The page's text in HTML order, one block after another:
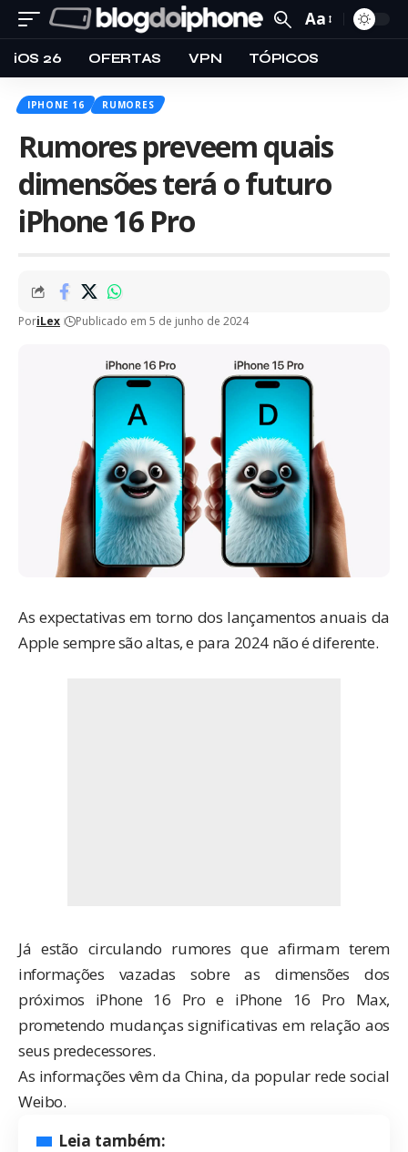
Aa
iOS 26 OFERTAS VPN TÓPICOS
IPHONE 16 RUMORES
Rumores preveem quais
dimensões terá o futuro
iPhone 16 Pro
PoriLex Publicado em 5 de junho de 2024
As expectativas em torno dos lançamentos anuais da
Apple sempre são altas, e para 2024 não é diferente.
Já estão circulando rumores que afirmam terem
informações vazadas sobre as dimensões dos
próximos iPhone 16 Pro e iPhone 16 Pro Max,
prometendo mudanças significativas em relação aos
seus predecessores.
As informações vêm da China, da popular rede social
Weibo.
Leia também: